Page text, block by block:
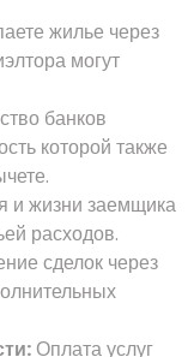
жилье через
могут
банков
которой также
и жизни заемщика
расходов.
сделок через
Оплата услуг